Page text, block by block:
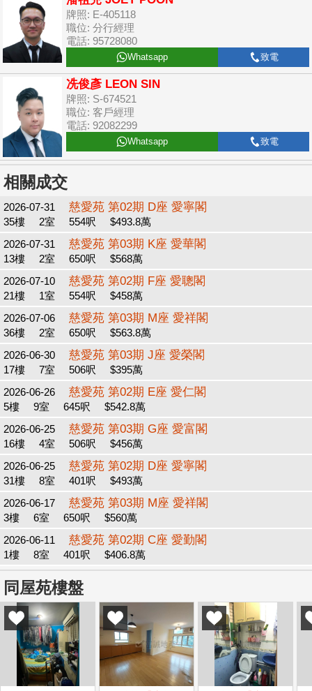
牌照: E-405118
職位: 分行經理
電話: 95728080
Whatsapp 致電
冼俊彥 LEON SIN
牌照: S-674521
職位: 客戶經理
電話: 92082299
Whatsapp 致電
相關成交
2026-07-31 慈愛苑 第02期 D座 愛寧閣
35樓 2室 554呎
$493.8萬
2026-07-31
慈愛苑 第03期 K座 愛華閣
13樓 2室 650呎
$568萬
2026-07-10
慈愛苑 第02期 F座 愛聰閣
21樓 1室 554呎
$458萬
2026-07-06
慈愛苑 第03期 M座 愛祥閣
36樓 2室 650呎
$563.8萬
2026-06-30
慈愛苑 第03期 J座 愛榮閣
17樓 7室 506呎
$395萬
2026-06-26
慈愛苑 第02期 E座 愛仁閣
5樓 9室 645呎
$542.8萬
2026-06-25
慈愛苑 第03期 G座 愛富閣
16樓 4室 506呎
$456萬
2026-06-25
慈愛苑 第02期 D座 愛寧閣
31樓 8室 401呎
$493萬
2026-06-17
慈愛苑 第03期 M座 愛祥閣
3樓 6室 650呎
$560萬
2026-06-11
慈愛苑 第02期 C座 愛勤閣
1樓 8室 401呎 $406.8萬
同屋苑樓盤